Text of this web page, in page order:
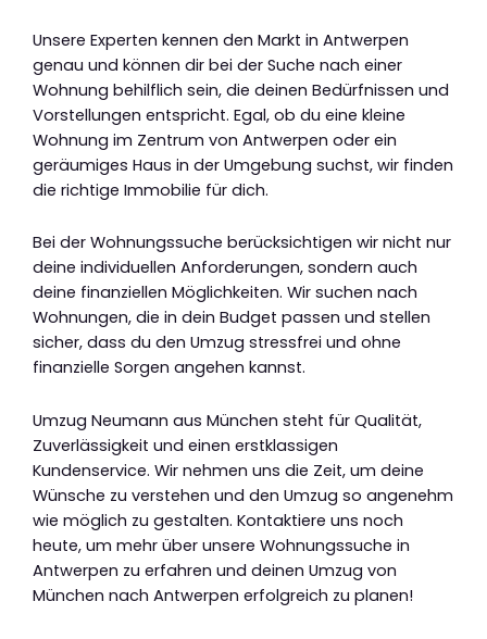
Unsere Experten kennen den Markt in Antwerpen
genau und können dir bei der Suche nach einer
Wohnung behilflich sein, die deinen Bedürfnissen und
Vorstellungen entspricht. Egal, ob du eine kleine
Wohnung im Zentrum von Antwerpen oder ein
geräumiges Haus in der Umgebung suchst, wir finden
die richtige Immobilie für dich.
Bei der Wohnungssuche berücksichtigen wir nicht nur
deine individuellen Anforderungen, sondern auch
deine finanziellen Möglichkeiten. Wir suchen nach
Wohnungen, die in dein Budget passen und stellen
sicher, dass du den Umzug stressfrei und ohne
finanzielle Sorgen angehen kannst.
Umzug Neumann aus München steht für Qualität,
Zuverlässigkeit und einen erstklassigen
Kundenservice. Wir nehmen uns die Zeit, um deine
Wünsche zu verstehen und den Umzug so angenehm
wie möglich zu gestalten. Kontaktiere uns noch
heute, um mehr über unsere Wohnungssuche in
Antwerpen zu erfahren und deinen Umzug von
München nach Antwerpen erfolgreich zu planen!